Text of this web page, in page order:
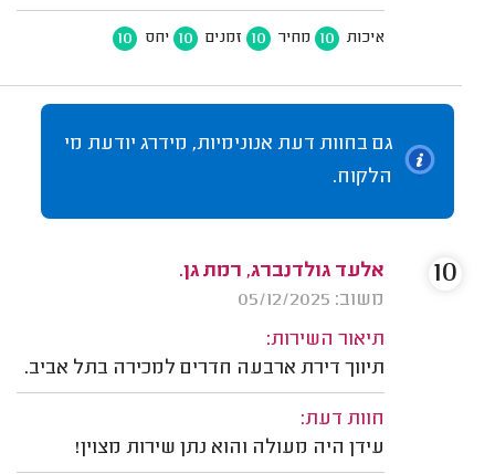
איכות 10 מחיר 10 זמנים 10 יחס 10
גם בחוות דעת אנונימיות, מידרג יודעת מי
הלקוח.
אלעד גולדנברג, רמת גן.
משוב: 05/12/2025
תיאור השירות:
תיווך דירת ארבעה חדרים למכירה בתל אביב.
חוות דעת:
עידן היה מעולה והוא נתן שירות מצוין!
10